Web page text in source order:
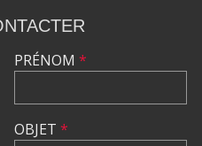
PRÉNOM *
OBJET *